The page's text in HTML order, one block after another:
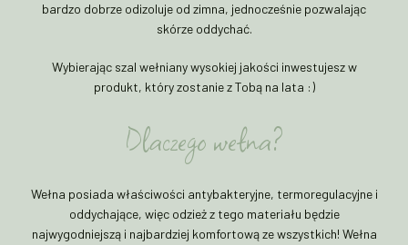
bardzo dobrze odizoluje od zimna, jednocześnie pozwalając
skórze oddychać.
Wybierając szal wełniany wysokiej jakości inwestujesz w
produkt, który zostanie z Tobą na lata :)
Dlaczego wełna?
Wełna posiada właściwości antybakteryjne, termoregulacyjne i
oddychające, więc odzież z tego materiału będzie
najwygodniejszą i najbardziej komfortową ze wszystkich! Wełna